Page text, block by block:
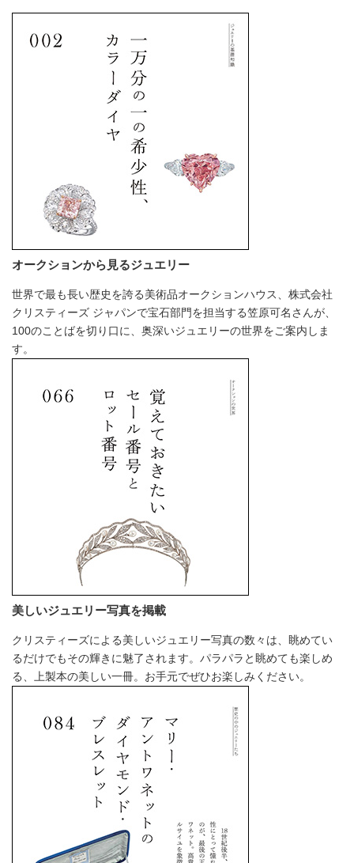
オークションから見るジュエリー
世界で最も長い歴史を誇る美術品オークションハウス、株式会社
クリスティーズ ジャパンで宝石部門を担当する笠原可名さんが、
100のことばを切り口に、奥深いジュエリーの世界をご案内しま
す。
美しいジュエリー写真を掲載
クリスティーズによる美しいジュエリー写真の数々は、眺めてい
るだけでもその輝きに魅了されます。パラパラと眺めても楽しめ
る、上製本の美しい一冊。お手元でぜひお楽しみください。